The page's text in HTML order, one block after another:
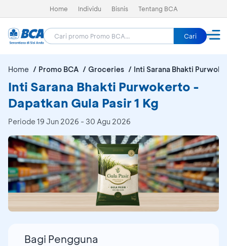
Home Individu Bisnis Tentang BCA
Cari
Home Promo BCA Groceries Inti Sarana Bhakti
Inti Sarana Bhakti Purwokerto -
Dapatkan Gula Pasir 1 Kg
Periode 19 Jun 2026 - 30 Agu 2026
Bagi Pengguna